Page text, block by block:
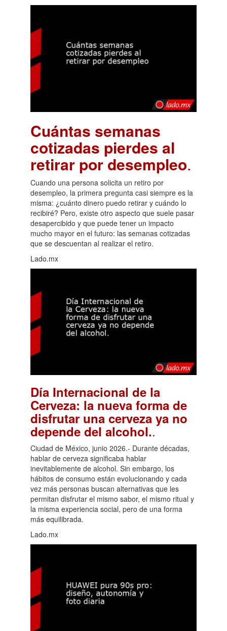
Cuántas semanas
cotizadas pierdes al
retirar por desempleo.
Cuando una persona solicita un retiro por
desempleo, la primera pregunta casi siempre es la
misma: ¿cuánto dinero puedo retirar y cuándo lo
recibiré? Pero, existe otro aspecto que suele pasar
desapercibido y que puede tener un impacto
mucho mayor en el futuro: las semanas cotizadas
que se descuentan al realizar el retiro.
Lado.mx
Día Internacional de la
Cerveza: la nueva forma de
disfrutar una cerveza ya no
depende del alcohol..
Ciudad de México, junio 2026.- Durante décadas,
hablar de cerveza significaba hablar
inevitablemente de alcohol. Sin embargo, los
hábitos de consumo están evolucionando y cada
vez más personas buscan alternativas que les
permitan disfrutar el mismo sabor, el mismo ritual y
la misma experiencia social, pero de una forma
más equilibrada.
Lado.mx